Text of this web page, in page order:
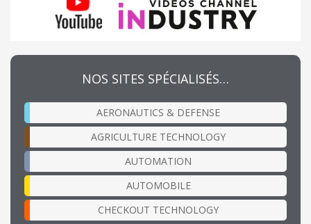
NOS SITES SPÉCIALISÉS…
AERONAUTICS & DEFENSE
AGRICULTURE TECHNOLOGY
AUTOMATION
AUTOMOBILE
CHECKOUT TECHNOLOGY